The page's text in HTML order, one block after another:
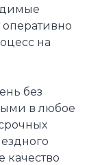
оперативно
на
без
в любое
качество